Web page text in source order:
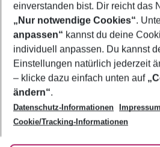
Footer
Footer navigation
Über uns
AGB
Bestpreisgarantie
Cookie-Einstellungen ändern
Cookie-Richtlinie
Agenturbetreuung
Barrierefreies Reisen
Folge uns
einverstanden bist. Dir reicht das
„Nur notwendige Cookies“.
anpassen“ kannst du deine
individuell anpassen. Du kannst
Einstellungen natürlich jederzeit
– klicke dazu einfach unten auf
ändern“.
Datenschutz-Informationen
Impressum
Cookie/Tracking-Informationen